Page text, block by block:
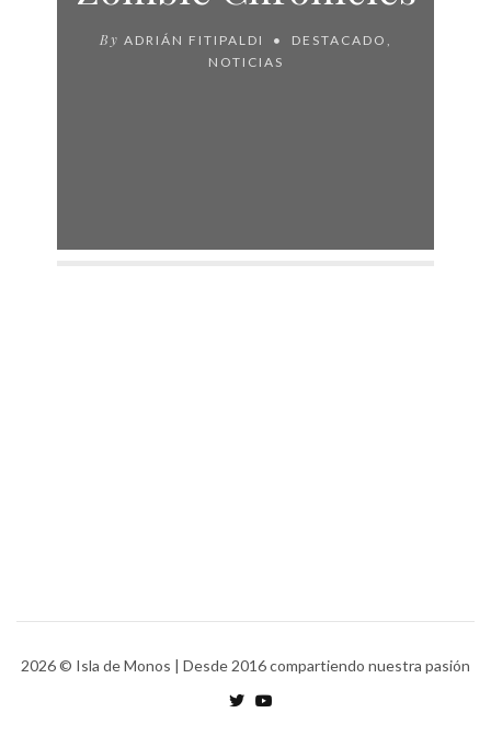
By ADRIÁN FITIPALDI DESTACADO
NOTICIAS
2026© Isla de Monos | Desde 2016 compartiendo nuestra pasión